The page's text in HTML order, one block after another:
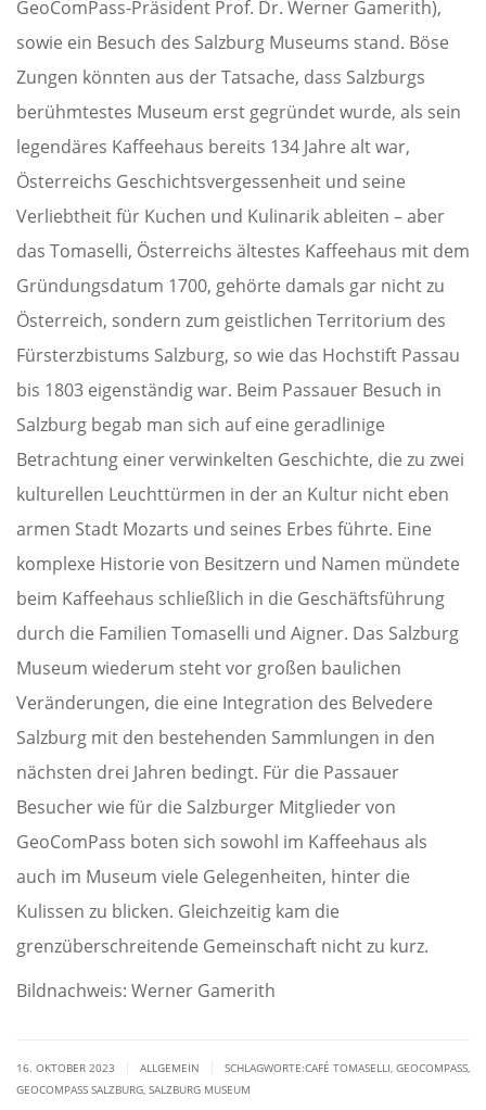
GeoComPass-Präsident Prof. Dr. Werner Gamerith),
sowie ein Besuch des Salzburg Museums stand. Böse
Zungen könnten aus der Tatsache, dass Salzburgs
berühmtestes Museum erst gegründet wurde, als sein
legendäres Kaffeehaus bereits 134 Jahre alt war,
Österreichs Geschichtsvergessenheit und seine
Verliebtheit für Kuchen und Kulinarik ableiten – aber
das Tomaselli, Österreichs ältestes Kaffeehaus mit dem
Gründungsdatum 1700, gehörte damals gar nicht zu
Österreich, sondern zum geistlichen Territorium des
Fürsterzbistums Salzburg, so wie das Hochstift Passau
bis 1803 eigenständig war. Beim Passauer Besuch in
Salzburg begab man sich auf eine geradlinige
Betrachtung einer verwinkelten Geschichte, die zu zwei
kulturellen Leuchttürmen in der an Kultur nicht eben
armen Stadt Mozarts und seines Erbes führte. Eine
komplexe Historie von Besitzern und Namen mündete
beim Kaffeehaus schließlich in die Geschäftsführung
durch die Familien Tomaselli und Aigner. Das Salzburg
Museum wiederum steht vor großen baulichen
Veränderungen, die eine Integration des Belvedere
Salzburg mit den bestehenden Sammlungen in den
nächsten drei Jahren bedingt. Für die Passauer
Besucher wie für die Salzburger Mitglieder von
GeoComPass boten sich sowohl im Kaffeehaus als
auch im Museum viele Gelegenheiten, hinter die
Kulissen zu blicken. Gleichzeitig kam die
grenzüberschreitende Gemeinschaft nicht zu kurz.
Bildnachweis: Werner Gamerith
16. OKTOBER 2023 ALLGEMEIN SCHLAGWORTE:CAFÉ TOMASELLI GEOCOMPASS
GEOCOMPASS SALZBURG SALZBURG MUSEUM